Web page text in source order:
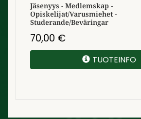
Jäsenyys - Medlemskap -
Opiskelijat/Varusmiehet -
Studerande/Beväringar
70,00 €
TUOTEINFO